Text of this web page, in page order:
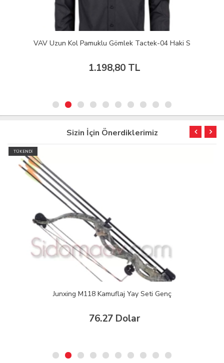
VAV Uzun Kol Pamuklu Gömlek Tactek-04 Haki S
1.198,80 TL
Sizin İçin Önerdiklerimiz
TÜKENDİ
Junxing M118 Kamuflaj Yay Seti Genç
76.27 Dolar